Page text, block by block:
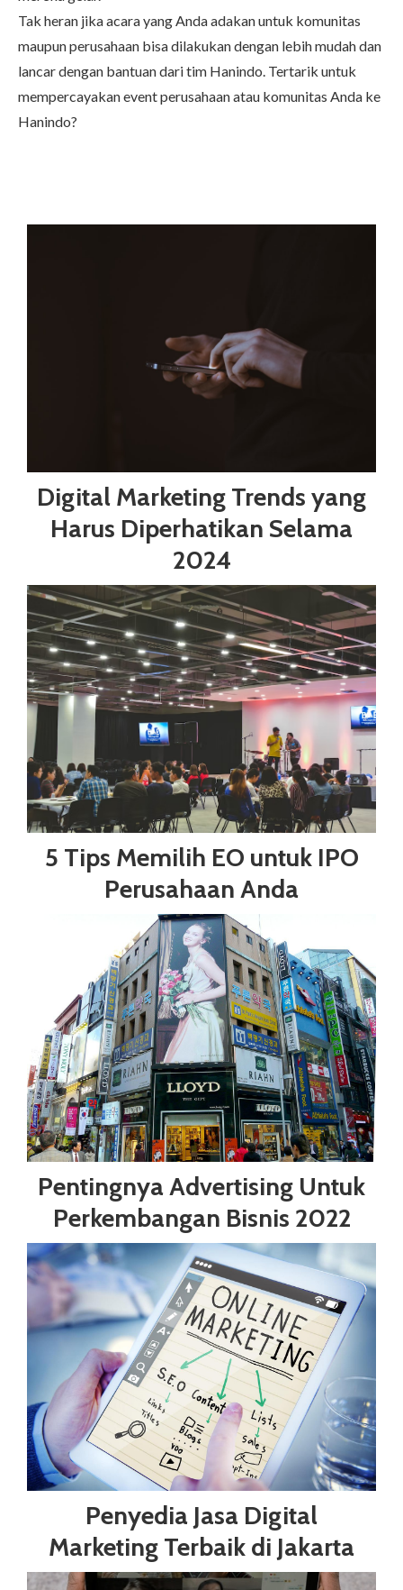
Tak heran jika acara yang Anda adakan untuk komunitas
maupun perusahaan bisa dilakukan dengan lebih mudah dan
lancar dengan bantuan dari tim Hanindo. Tertarik untuk
mempercayakan event perusahaan atau komunitas Anda ke
Hanindo?
Digital Marketing Trends yang
Harus Diperhatikan Selama
2024
5 Tips Memilih EO untuk IPO
Perusahaan Anda
Pentingnya Advertising Untuk
Perkembangan Bisnis 2022
Penyedia Jasa Digital
Marketing Terbaik di Jakarta